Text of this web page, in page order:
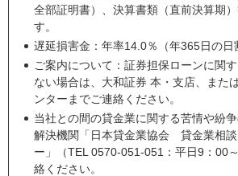
全部証明書）、決算書類（直前決算期
す。
遅延損害金：年率14.0％（年365日の日
ご案内について：証券担保ローンに関
ない場合は、大和証券 本・支店、また
ンターまでご連絡ください。
当社との間の貸金業に関する苦情や紛
解決機関「日本貸金業協会 貸金業相談
ー」（TEL 0570-051-051：平日9：00
絡ください。